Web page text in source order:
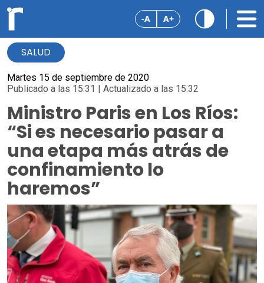
-A A+
SALUD
Martes 15 de septiembre de 2020
Publicado a las 15:31 | Actualizado a las 15:32
Ministro Paris en Los Ríos:
“Si es necesario pasar a
una etapa más atrás de
confinamiento lo
haremos”